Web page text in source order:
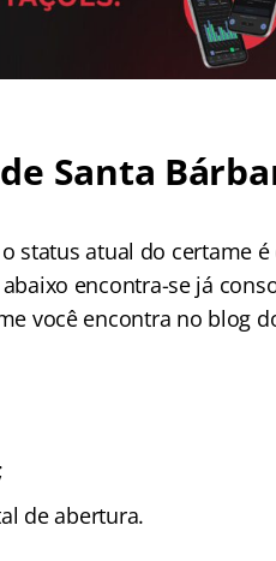
Santa
status atual do certame
encontra-se já
você encontra no blog
de abertura.